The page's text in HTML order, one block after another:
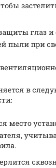
глаз
пыли при
в
место